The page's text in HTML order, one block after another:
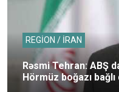
REGİON / İRAN
Rəsmi Tehran: ABŞ
Hörmüz boğazı